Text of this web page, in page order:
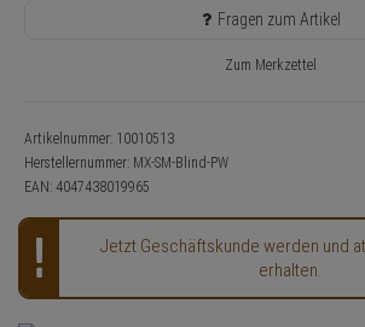
Fragen zum Artikel
Zum Merkzettel
Artikelnummer: 10010513
Herstellernummer: MX-SM-Blind-PW
EAN: 4047438019965
Jetzt Geschäftskunde werden und
erhalten.